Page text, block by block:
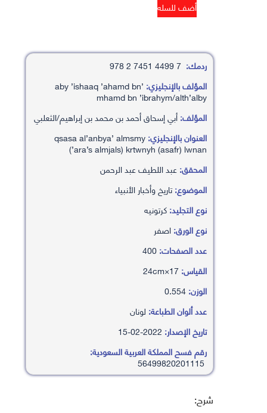
ردمك:
المؤلف بالإنجليزي: ’aby ’ishaaq ’ahamd bn
mhamd bn ’ibrahym/alth’alby
المؤلف:أبي إسحاق أحمد بن محمد بن إبراهيم/الثعلبي
العنوان بالإنجليزي:qsasa al’anbya’ almsmy
(’ara’s almjals) krtwnyh (asafr) lwnan
المحقق:عبد اللطيف عبد الرحمن
الموضوع:تاريخ وأخبار الأنبياء
نوع التجليد:كرتونيه
نوع الورق:اصفر
عدد الصفحات:
القياس:
الوزن:
عدد ألوان الطباعة: لونان
تاريخ الإصدار:
رقم فسح المملكة العربية السعودية:
56499820201115
شرح: